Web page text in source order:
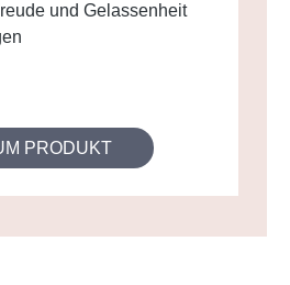
und Gelassenheit
PRODUKT